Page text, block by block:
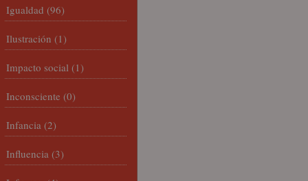
Igualdad (96)
Ilustración (1)
Impacto social (1)
Inconsciente (0)
Infancia (2)
Influencia (3)